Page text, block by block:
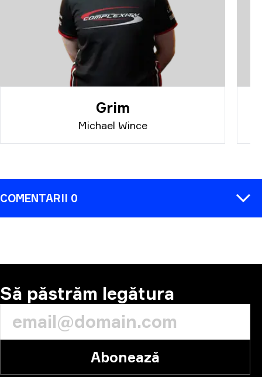
Grim
Michael Wince
COMENTARII 0
Să păstrăm legătura
Abonează